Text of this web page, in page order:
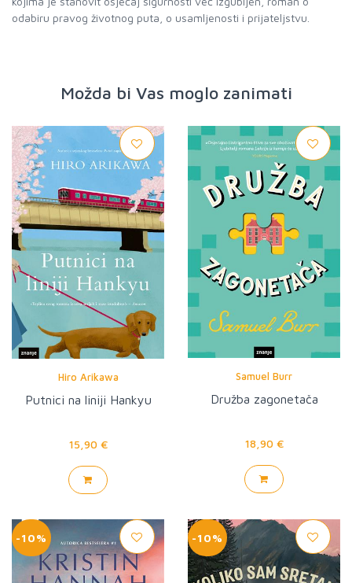
odabiru pravog životnog puta, o usamljenosti i prijateljstvu.
Možda bi Vas moglo zanimati
Hiro Arikawa
Putnici na liniji Hankyu
15,90 €
Samuel Burr
Družba zagonetača
18,90 €
-10% -10%